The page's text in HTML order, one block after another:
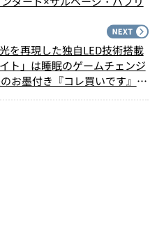
を再現した独自LED技術搭載
ト」は睡眠のゲームチェンジ
お墨付き『コレ買いです』